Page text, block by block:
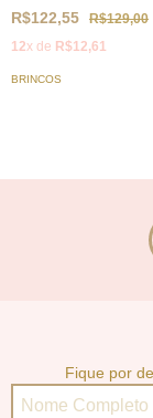
R$122,55
R$129,00
12x de R$12,61
BRINCOS
Fique por